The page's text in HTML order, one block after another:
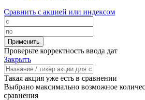
Сравнить с акцией или индексом
Проверьте корректность ввода дат
Закрыть
Такая акция уже есть в сравнении
Выбрано максимально возможное
сравнения